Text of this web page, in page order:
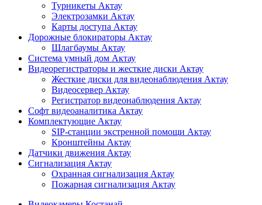
Турникеты Актау
Электрозамки Актау
Карты доступа Актау
Дорожные блокираторы Актау
Шлагбаумы Актау
Система умный дом Актау
Видеорегистраторы и жесткие диски Актау
Жесткие диски для видеонаблюдения Актау
Видеосервер Актау
Регистратор видеонаблюдения Актау
Софт видеоаналитика Актау
Комплектующие Актау
SIP-станции экстренной помощи Актау
Кронштейны Актау
Датчики движения Актау
Сигнализация Актау
Охранная сигнализация Актау
Пожарная сигнализация Актау